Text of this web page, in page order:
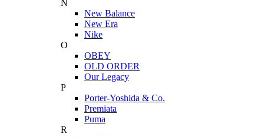
N
New Balance
New Era
Nike
O
OBEY
OLD ORDER
Our Legacy
P
Porter-Yoshida & Co.
Premiata
Puma
R